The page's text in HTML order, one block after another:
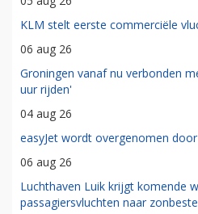
KLM stelt eerste commerciële
06 aug 26
Groningen vanaf nu verbonden
uur rijden'
04 aug 26
easyJet wordt overgenomen
06 aug 26
Luchthaven Luik krijgt komende
passagiersvluchten naar